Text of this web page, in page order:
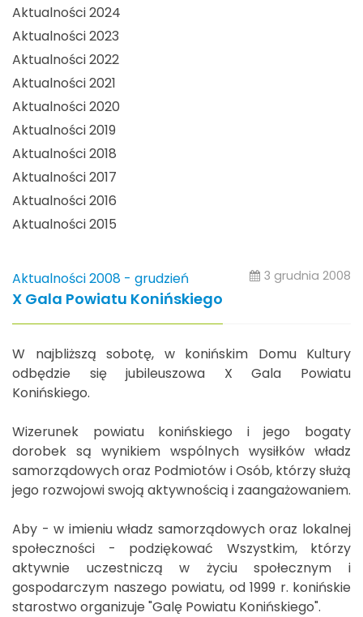
Aktualności 2024
Aktualności 2023
Aktualności 2022
Aktualności 2021
Aktualności 2020
Aktualności 2019
Aktualności 2018
Aktualności 2017
Aktualności 2016
Aktualności 2015
Aktualności 2008 - grudzień 3 grudnia 2008
X Gala Powiatu Konińskiego
W najbliższą sobotę, w konińskim Domu Kultury
odbędzie się jubileuszowa X Gala Powiatu
Konińskiego.
Wizerunek powiatu konińskiego i jego bogaty
dorobek są wynikiem wspólnych wysiłków władz
samorządowych oraz Podmiotów i Osób, którzy służą
jego rozwojowi swoją aktywnością i zaangażowaniem.
Aby - w imieniu władz samorządowych oraz lokalnej
społeczności - podziękować Wszystkim, którzy
aktywnie uczestniczą w życiu społecznym i
gospodarczym naszego powiatu, od 1999 r. konińskie
starostwo organizuje "Galę Powiatu Konińskiego".